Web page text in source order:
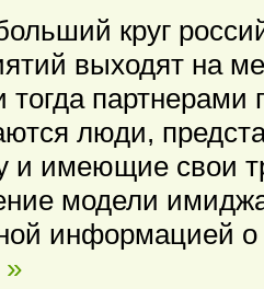
круг
выходят на
тогда партнерами
люди,
и имеющие свои
модели
информацией о